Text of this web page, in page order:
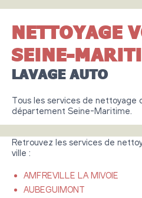
NETTOYAGE
SEINE-
LAVAGE AUTO
Tous les services de nettoyage
département Seine-Maritime.
Retrouvez les services de
ville :
AMFREVILLE LA MIVOIE
AUBEGUIMONT